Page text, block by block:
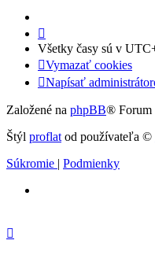
Všetky časy sú v
Vymazať cookies
Napísať
Založené na phpBB® Forum
Štýl proflat od používateľa ©
Súkromie | Podmienky